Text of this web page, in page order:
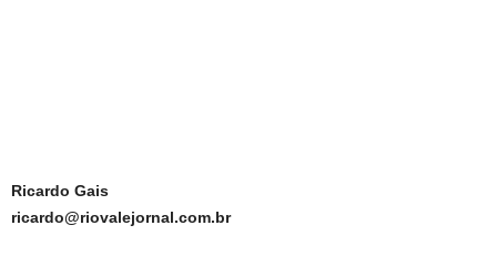
Ricardo Gais
ricardo@riovalejornal.com.br